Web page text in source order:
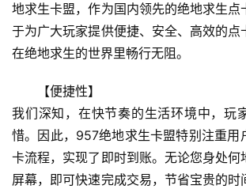
地求生卡盟，作为国内领先的绝地求生点
于为广大玩家提供便捷、安全、高效的点
在绝地求生的世界里畅行无阻。
【便捷性】
我们深知，在快节奏的生活环境中，玩
惜。因此，957绝地求生卡盟特别注重用
卡流程，实现了即时到账。无论您身处何
屏幕，即可快速完成交易，节省宝贵的时